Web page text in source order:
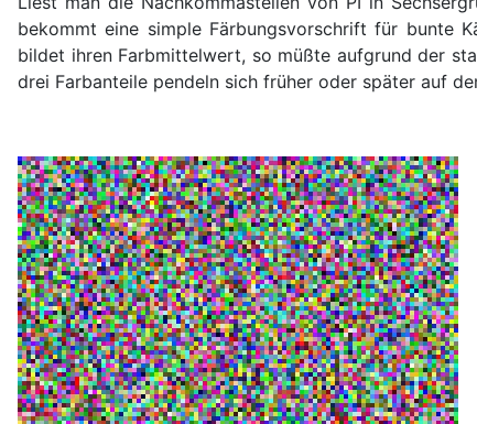
bekommt eine simple Färbungsvorschrift für bunte
bildet ihren Farbmittelwert, so müßte aufgrund der
drei Farbanteile pendeln sich früher oder später auf